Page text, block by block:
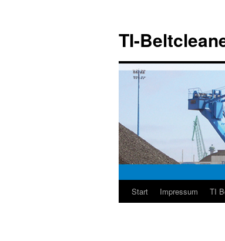
springen
TI-
Start Impressum TI